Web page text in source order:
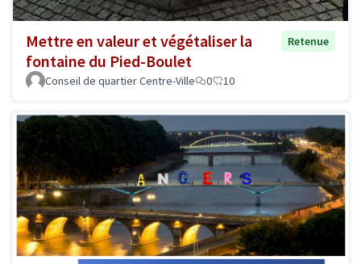
Mettre en valeur et végétaliser la
fontaine du Pied-Boulet
Retenue
Conseil de quartier Centre-Ville 0 10